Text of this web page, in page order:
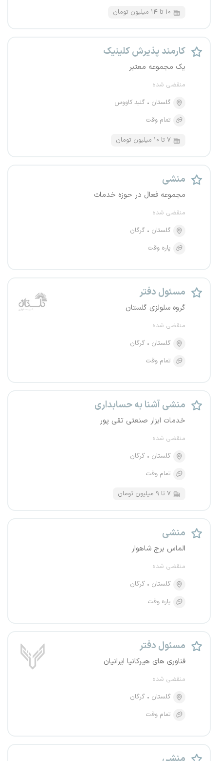
۱۰ تا ۱۴ میلیون تومان
کارمند پذیرش کلینیک
یک مجموعه معتبر
منقضی شده
گلستان
گنبد کاووس
تمام وقت
۷ تا ۱۰ میلیون تومان
منشی
مجموعه فعال در حوزه خدمات
منقضی شده
گلستان
گرگان
پاره وقت
مسئول دفتر
گروه سلولزی گلستان
منقضی شده
گلستان
گرگان
تمام وقت
منشی آشنا به حسابداری
خدمات ابزار صنعتی تقی پور
منقضی شده
گلستان
گرگان
تمام وقت
۷ تا ۹ میلیون تومان
منشی
الماس برج شاهوار
منقضی شده
گلستان
گرگان
پاره وقت
مسئول دفتر
فناوری های هیرکانیا ایرانیان
منقضی شده
گلستان
گرگان
تمام وقت